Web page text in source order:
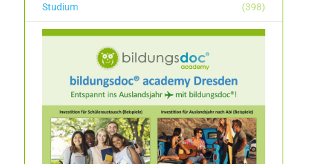
Studium
(398)